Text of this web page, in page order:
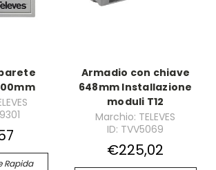
Rapida
Armadio con chiave
648mm Installazione
moduli T12
Marchio: TELEVES
ID: TVV5069
€225,02